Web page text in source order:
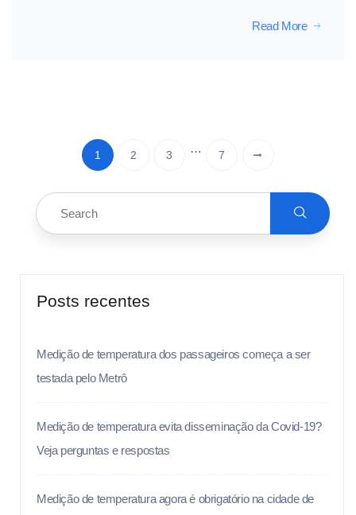
Read More
1 2 3 … 7
Posts recentes
Medição de temperatura dos passageiros começa a ser
testada pelo Metrô
Medição de temperatura evita disseminação da Covid-19?
Veja perguntas e respostas
Medição de temperatura agora é obrigatório na cidade de